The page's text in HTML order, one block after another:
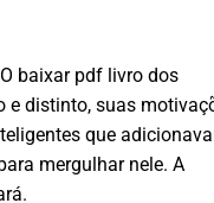
baixar pdf livro dos
e distinto, suas
que
mergulhar nele. A